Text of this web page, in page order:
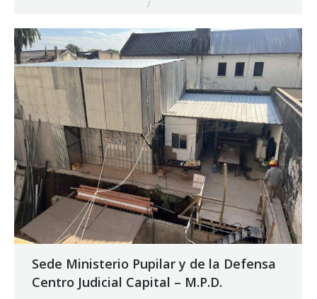
Sede Ministerio Pupilar y de la Defensa
Centro Judicial Capital – M.P.D.